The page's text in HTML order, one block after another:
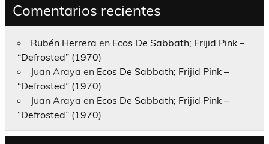
Comentarios recientes
Rubén Herrera en Ecos De Sabbath; Frijid Pink –
“Defrosted” (1970)
Juan Araya en Ecos De Sabbath; Frijid Pink –
“Defrosted” (1970)
Juan Araya en Ecos De Sabbath; Frijid Pink –
“Defrosted” (1970)